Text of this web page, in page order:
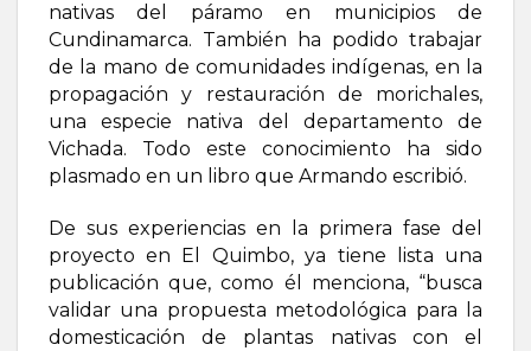
nativas del páramo en municipios de
Cundinamarca. También ha podido trabajar
de la mano de comunidades indígenas, en la
propagación y restauración de morichales,
una especie nativa del departamento de
Vichada. Todo este conocimiento ha sido
plasmado en un libro que Armando escribió.
De sus experiencias en la primera fase del
proyecto en El Quimbo, ya tiene lista una
publicación que, como él menciona, “busca
validar una propuesta metodológica para la
domesticación de plantas nativas con el